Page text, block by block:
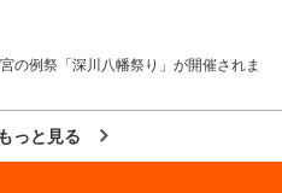
の例祭「深川八幡祭り」が開催されま
っと見る